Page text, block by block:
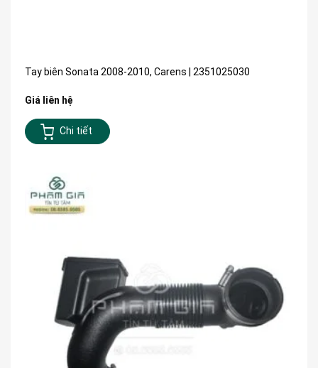
Tay biên Sonata 2008-2010, Carens | 2351025030
Giá liên hệ
Chi tiết